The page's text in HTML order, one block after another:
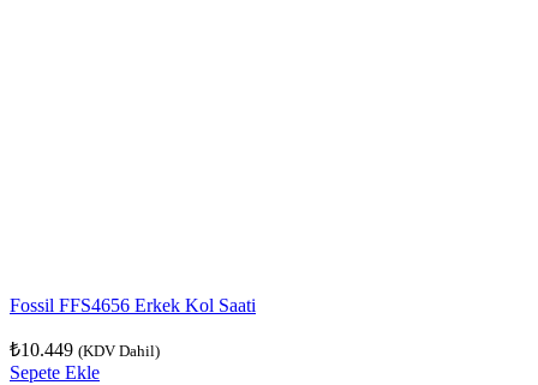
Fossil FFS4656 Erkek Kol Saati
₺10.449 (KDV Dahil)
Sepete Ekle